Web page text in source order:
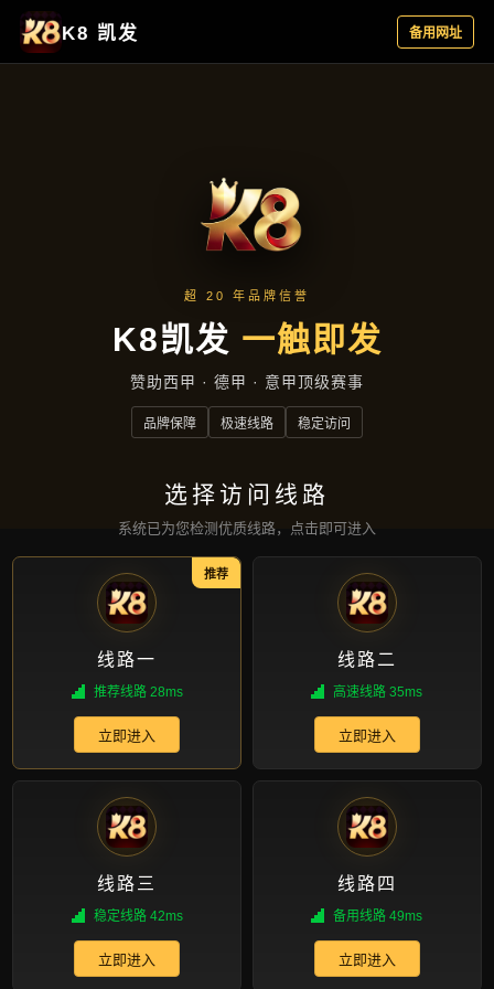
主营产品
首页 主营产品